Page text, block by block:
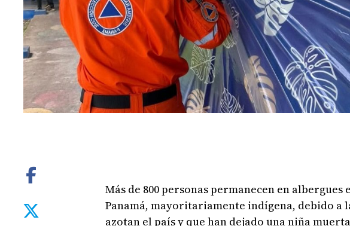
Más de 800 personas permanecen en
Panamá, mayoritariamente indígena, debido a
azotan el país y que han dejado una niña